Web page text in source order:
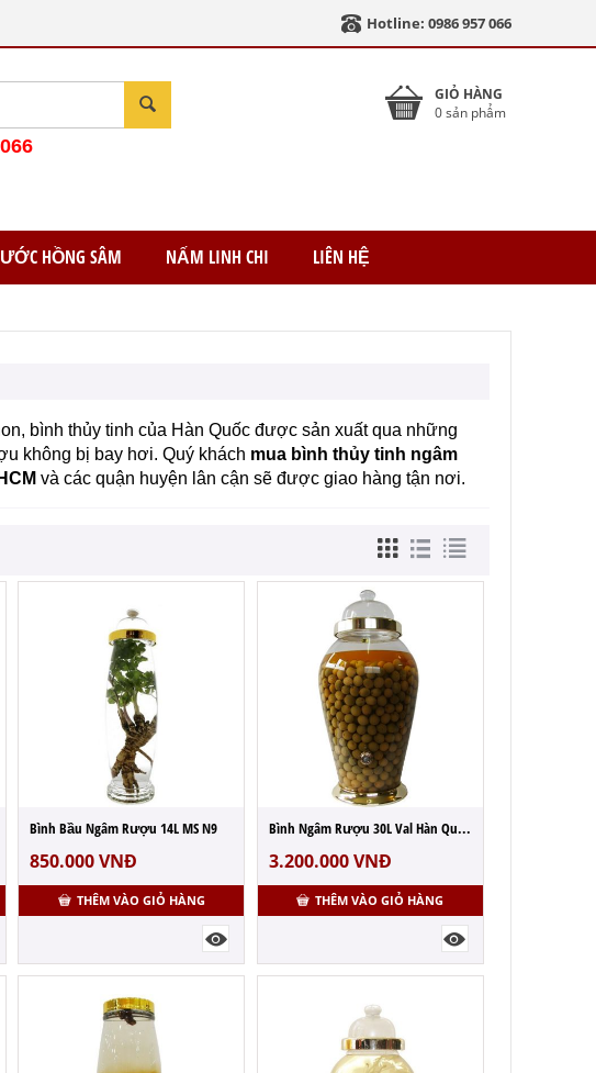
Hotline: 0986 957 066
GIỎ HÀNG
0 sản phẩm
HỒNG SÂM NẤM LINH CHI LIÊN HỆ
bình thủy tinh của Hàn Quốc được sản xuất qua những
không bị bay hơi. Quý khách mua bình thủy tinh ngâm
và các quận huyện lân cận sẽ được giao hàng tận nơi.
Bình Bầu Ngâm Rượu 14L MS N9
850.000VNĐ
THÊM VÀO GIỎ HÀNG
Bình Ngâm Rượu 30L Val Hàn Quốc MS N2
3.200.000VNĐ
THÊM VÀO GIỎ HÀNG